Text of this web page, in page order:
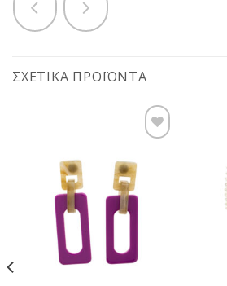
ΣΧΕΤΙΚΆ ΠΡΟΪΌΝΤΑ
Προσθήκη
στη
wishlist